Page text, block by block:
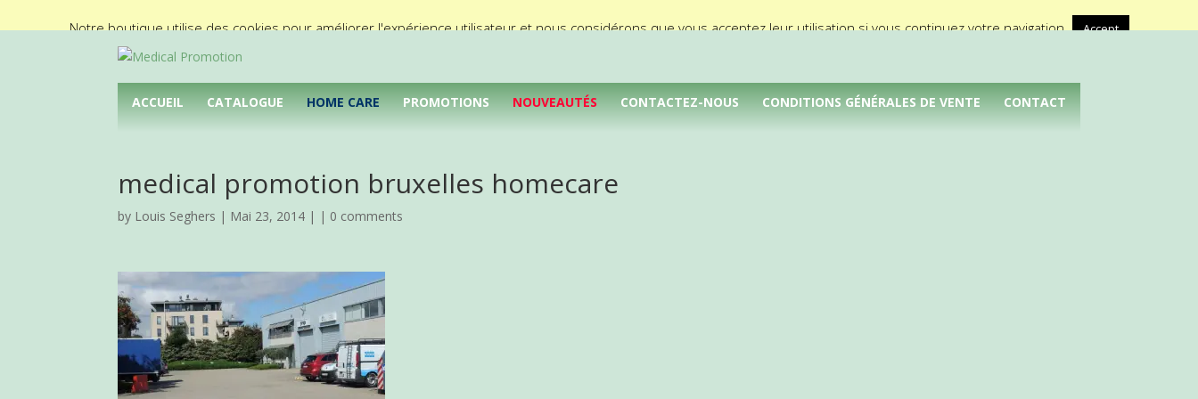
A propos de Médical Promotion
ACCUEIL CATALOGUE HOME CARE PROMOTIONS NOUVEAUTÉS CONTACTEZ-NOUS CONDITIONS GÉNÉRALES DE VENTE CONTACT
medical promotion bruxelles homecare
by Louis Seghers | Mai 23, 2014 | | 0 comments
Notre boutique utilise des cookies pour améliorer l'expérience utilisateur et nous considérons que vous acceptez leur utilisation si vous continuez votre navigation. Accept